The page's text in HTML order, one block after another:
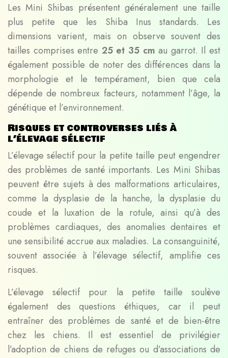
Les Mini Shibas présentent généralement une taille
plus petite que les Shiba Inus standards. Les
dimensions varient, mais on observe souvent des
tailles comprises entre 25 et 35 cmau garrot. Il est
également possible de noter des différences dans la
morphologie et le tempérament, bien que cela
dépende de nombreux facteurs, notamment l’âge, la
génétique et l’environnement.
Risques et controverses liés à
l’élevage sélectif
L’élevage sélectif pour la petite taille peut engendrer
des problèmes de santé importants. Les Mini Shibas
peuvent être sujets à des malformations articulaires,
comme la dysplasie de la hanche, la dysplasie du
coude et la luxation de la rotule, ainsi qu’à des
problèmes cardiaques, des anomalies dentaires et
une sensibilité accrue aux maladies. La consanguinité,
souvent associée à l’élevage sélectif, amplifie ces
risques.
L’élevage sélectif pour la petite taille soulève
également des questions éthiques, car il peut
entraîner des problèmes de santé et de bien-être
chez les chiens. Il est essentiel de privilégier
l’adoption de chiens de refuges ou d’associations de